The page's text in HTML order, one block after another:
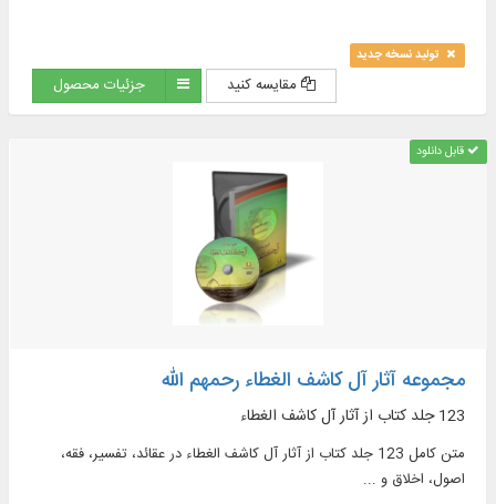
تولید نسخه جدید
مقایسه کنید جزئیات محصول
قابل دانلود
مجموعه آثار آل کاشف الغطاء رحمهم الله
123 جلد کتاب از آثار آل کاشف الغطاء
متن کامل 123 جلد کتاب از آثار آل کاشف الغطاء در عقائد، تفسیر، فقه،
اصول، اخلاق و ...